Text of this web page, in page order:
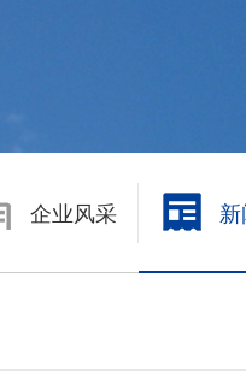
面向大
面向中
所见即
数字化制
面向大中
企业风采